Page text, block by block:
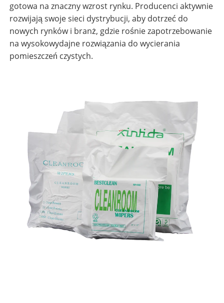
gotowa na znaczny wzrost rynku. Producenci aktywnie
rozwijają swoje sieci dystrybucji, aby dotrzeć do
nowych rynków i branż, gdzie rośnie zapotrzebowanie
na wysokowydajne rozwiązania do wycierania
pomieszczeń czystych.